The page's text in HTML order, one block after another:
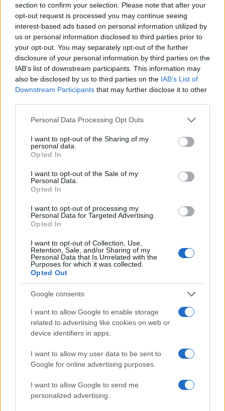
section to confirm your selection. Please note that after your
opt-out request is processed you may continue seeing
interest-based ads based on personal information utilized by
us or personal information disclosed to third parties prior to
your opt-out. You may separately opt-out of the further
disclosure of your personal information by third parties on the
IAB’s list of downstream participants. This information may
also be disclosed by us to third parties on the IAB’s List of
Downstream Participants that may further disclose it to other
Please note that this website/app uses one or more Google
not limited to your visit or usage behaviour. You may click to
grant or deny consent to Google and its third-party tags to
use your data for below specified purposes in below Google
consent section.
Personal Data Processing Opt Outs
I want to opt-out of the Sharing of my
personal data.
Opted In
I want to opt-out of the Sale of my
Personal Data.
Opted In
I want to opt-out of processing my
Personal Data for Targeted Advertising.
Opted In
I want to opt-out of Collection, Use,
Retention, Sale, and/or Sharing of my
Personal Data that Is Unrelated with the
Purposes for which it was collected.
Opted Out
Google consents
I want to allow Google to enable storage
related to advertising like cookies on web or
device identifiers in apps.
I want to allow my user data to be sent to
Google for online advertising purposes.
I want to allow Google to send me
personalized advertising.
Continue lendo
NÃO CLASSIFICADO
Redução histórica do desmatamento na Amazônia entre agosto
Beatriz Almeida · 7 ago 2026
NÃO CLASSIFICADO